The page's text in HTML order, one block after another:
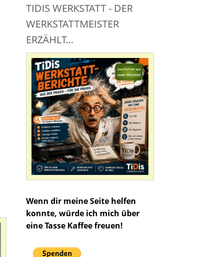
TIDIS WERKSTATT - DER
WERKSTATTMEISTER
ERZÄHLT...
Wenn dir meine Seite helfen
konnte, würde ich mich über
eine Tasse Kaffee freuen!